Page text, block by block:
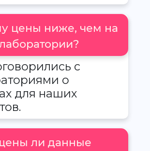
цены ниже, чем на
с
о
для наших
ли данные